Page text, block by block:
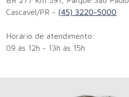
Cascavel/PR - (45) 3220-5000
Horário de atendimento:
09 às 12h - 13h às 15h